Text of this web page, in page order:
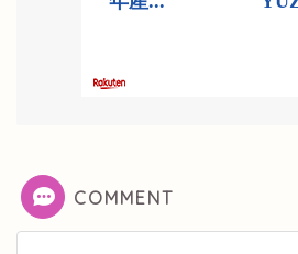
COMMENT